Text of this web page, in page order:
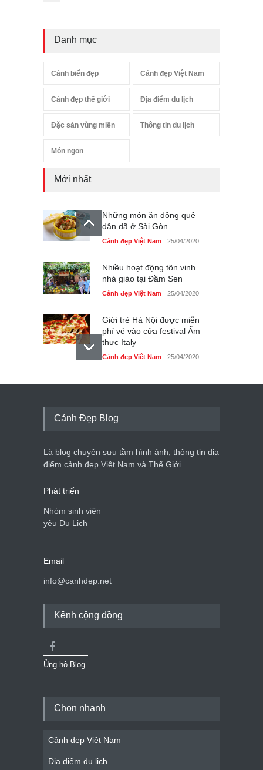
Danh mục
Cảnh biển đẹp Cảnh đẹp Việt Nam
Cảnh đẹp thế giới Địa điểm du lịch
Đặc sản vùng miền Thông tin du lịch
Món ngon
Mới nhất
Những món ăn đồng quê
dân dã ở Sài Gòn
Cảnh đẹp Việt Nam 25/04/2020
Nhiều hoạt động tôn vinh
nhà giáo tại Đầm Sen
Cảnh đẹp Việt Nam 25/04/2020
Giới trẻ Hà Nội được miễn
phí vé vào cửa festival Ẩm
thực Italy
Cảnh đẹp Việt Nam 25/04/2020
Tam giác mạch khoe sắc
du lịch quốc gia
Cảnh đẹp Việt Nam 24/04/2020
Cảnh Đẹp Blog
Là blog chuyên sưu tầm hình ảnh, thông tin địa
điểm cảnh đẹp Việt Nam và Thế Giới
Phát triển
Nhóm sinh viên
yêu Du Lịch
Email
info@canhdep.net
Kênh cộng đồng
Ủng hộ Blog
Chọn nhanh
Cảnh đẹp Việt Nam
Địa điểm du lịch